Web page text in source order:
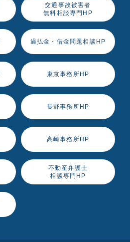
交通事故被害者
無料相談専門HP
過払金・借金問題相談HP
東京事務所HP
長野事務所HP
高崎事務所HP
不動産弁護士
相談専門HP